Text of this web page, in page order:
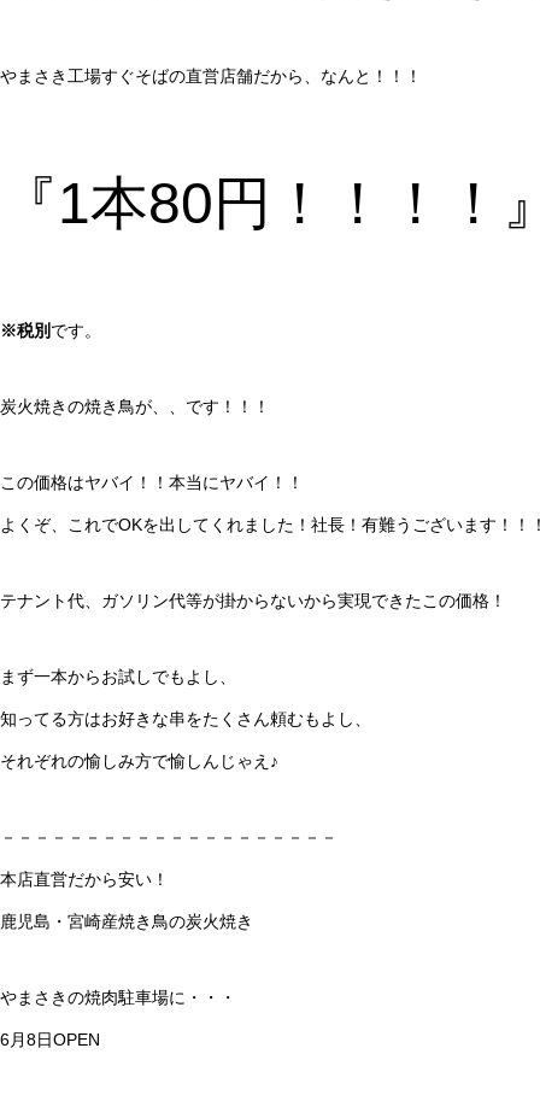
やまさき工場すぐそばの直営店舗だから、なんと！！！
『1本80円！！！！
※税別 です。
炭火焼きの焼き鳥が、、です！！！
この価格はヤバイ！！本当にヤバイ！！
よくぞ、これでOKを出してくれました！社長！有難うございます！！
テナント代、ガソリン代等が掛からないから実現できたこの価格！
まず一本からお試しでもよし、
知ってる方はお好きな串をたくさん頼むもよし、
それぞれの愉しみ方で愉しんじゃえ♪
－－－－－－－－－－－－－－－－－－－－
本店直営だから安い！
鹿児島・宮崎産焼き鳥の炭火焼き
やまさきの焼肉駐車場に・・・
6月8日OPEN